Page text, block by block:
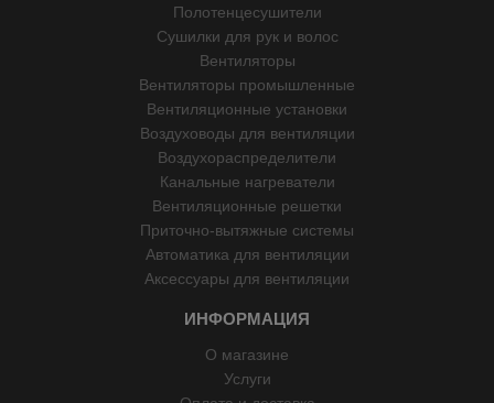
Полотенцесушители
Сушилки для рук и волос
Вентиляторы
Вентиляторы промышленные
Вентиляционные установки
Воздуховоды для вентиляции
Воздухораспределители
Канальные нагреватели
Вентиляционные решетки
Приточно-вытяжные системы
Автоматика для вентиляции
Аксессуары для вентиляции
ИНФОРМАЦИЯ
О магазине
Услуги